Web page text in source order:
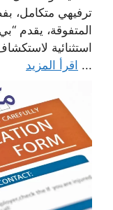
ترفيهي متكامل،
المتفوقة، يقدم
استثنائية
... اقرأ المزيد